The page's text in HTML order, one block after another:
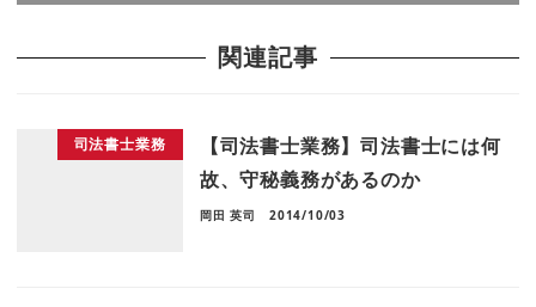
関連記事
司法書士業務
【司法書士業務】司法書士には何
故、守秘義務があるのか
岡田 英司 2014/10/03